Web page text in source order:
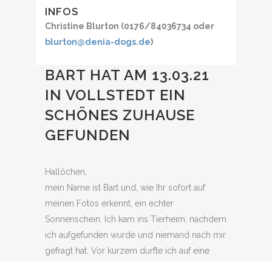
INFOS
Christine Blurton (0176/84036734 oder
blurton@denia-dogs.de)
BART HAT AM 13.03.21
IN VOLLSTEDT EIN
SCHÖNES ZUHAUSE
GEFUNDEN
Hallöchen,
mein Name ist Bart und, wie Ihr sofort auf
meinen Fotos erkennt, ein echter
Sonnenschein. Ich kam ins Tierheim, nachdem
ich aufgefunden wurde und niemand nach mir
gefragt hat. Vor kurzem durfte ich auf eine